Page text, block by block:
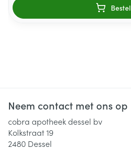
Bestel
Neem contact met ons op
cobra apotheek dessel bv
Kolkstraat 19
2480 Dessel